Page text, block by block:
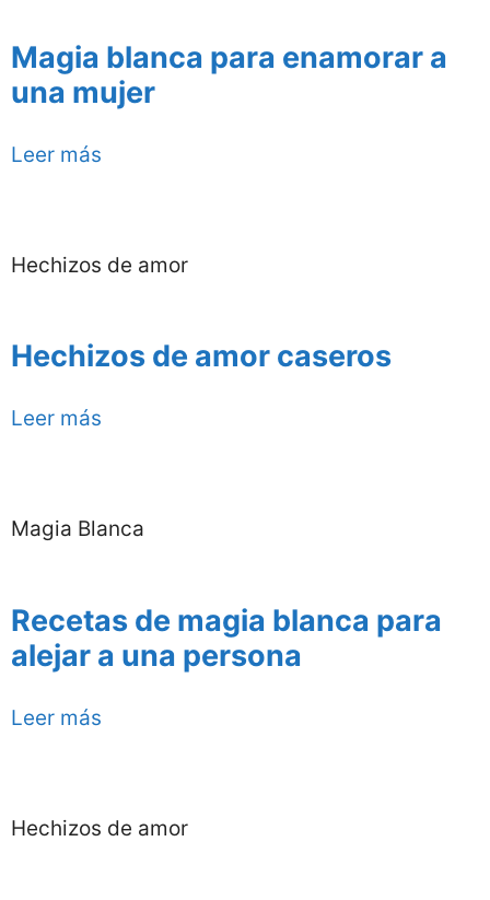
Magia blanca para enamorar a
una mujer
Leer más
Hechizos de amor
Hechizos de amor caseros
Leer más
Magia Blanca
Recetas de magia blanca para
alejar a una persona
Leer más
Hechizos de amor